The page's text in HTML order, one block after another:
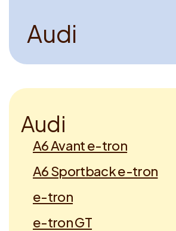
Audi
Audi
A6 Avant e-tron
A6 Sportback e-tron
e-tron
e-tron GT